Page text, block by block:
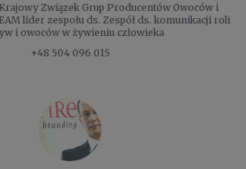
Krajowy Związek Grup Producentów Owoców i
lider zespołu ds. Zespół ds. komunikacji roli
i owoców w żywieniu człowieka
+48 504 096 015